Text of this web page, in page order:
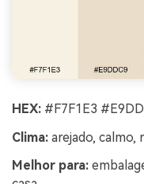
HEX: #F7F1E3
Clima: arejado, calmo,
Melhor para: